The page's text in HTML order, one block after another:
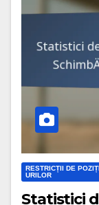
RESTRICȚII DE
URILOR
Statistici